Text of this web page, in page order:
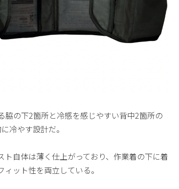
の下2箇所と冷感を感じやすい背中2箇所の
冷やす設計だ。
自体は薄く仕上がっており、作業着の下に着
ット性を両立している。